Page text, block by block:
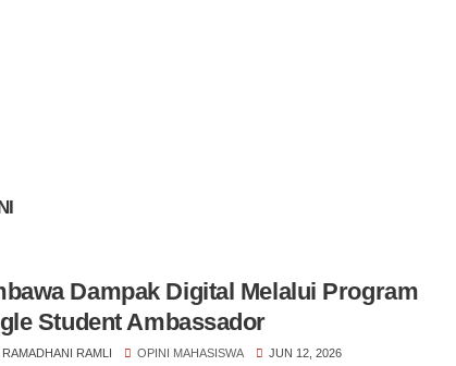
Dampak Digital Melalui Program
Student Ambassador
RAMLI OPINI MAHASISWA JUN 12, 2026